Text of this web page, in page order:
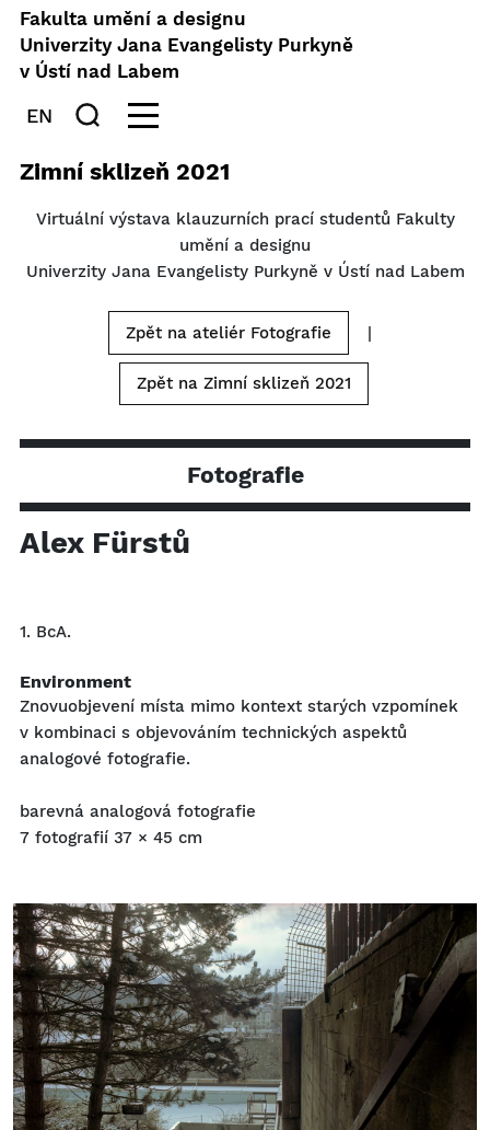
Fakulta umění a designu
Univerzity Jana Evangelisty Purkyně
v Ústí nad Labem
EN
Zimní sklizeň 2021
Virtuální výstava klauzurních prací studentů Fakulty
umění a designu
Univerzity Jana Evangelisty Purkyně v Ústí nad Labem
Zpět na ateliér Fotografie |
Zpět na Zimní sklizeň 2021
Fotografie
Alex Fürstů
1. BcA.
Environment
Znovuobjevení místa mimo kontext starých vzpomínek
v kombinaci s objevováním technických aspektů
analogové fotografie.
barevná analogová fotografie
7 fotografií 37 × 45 cm